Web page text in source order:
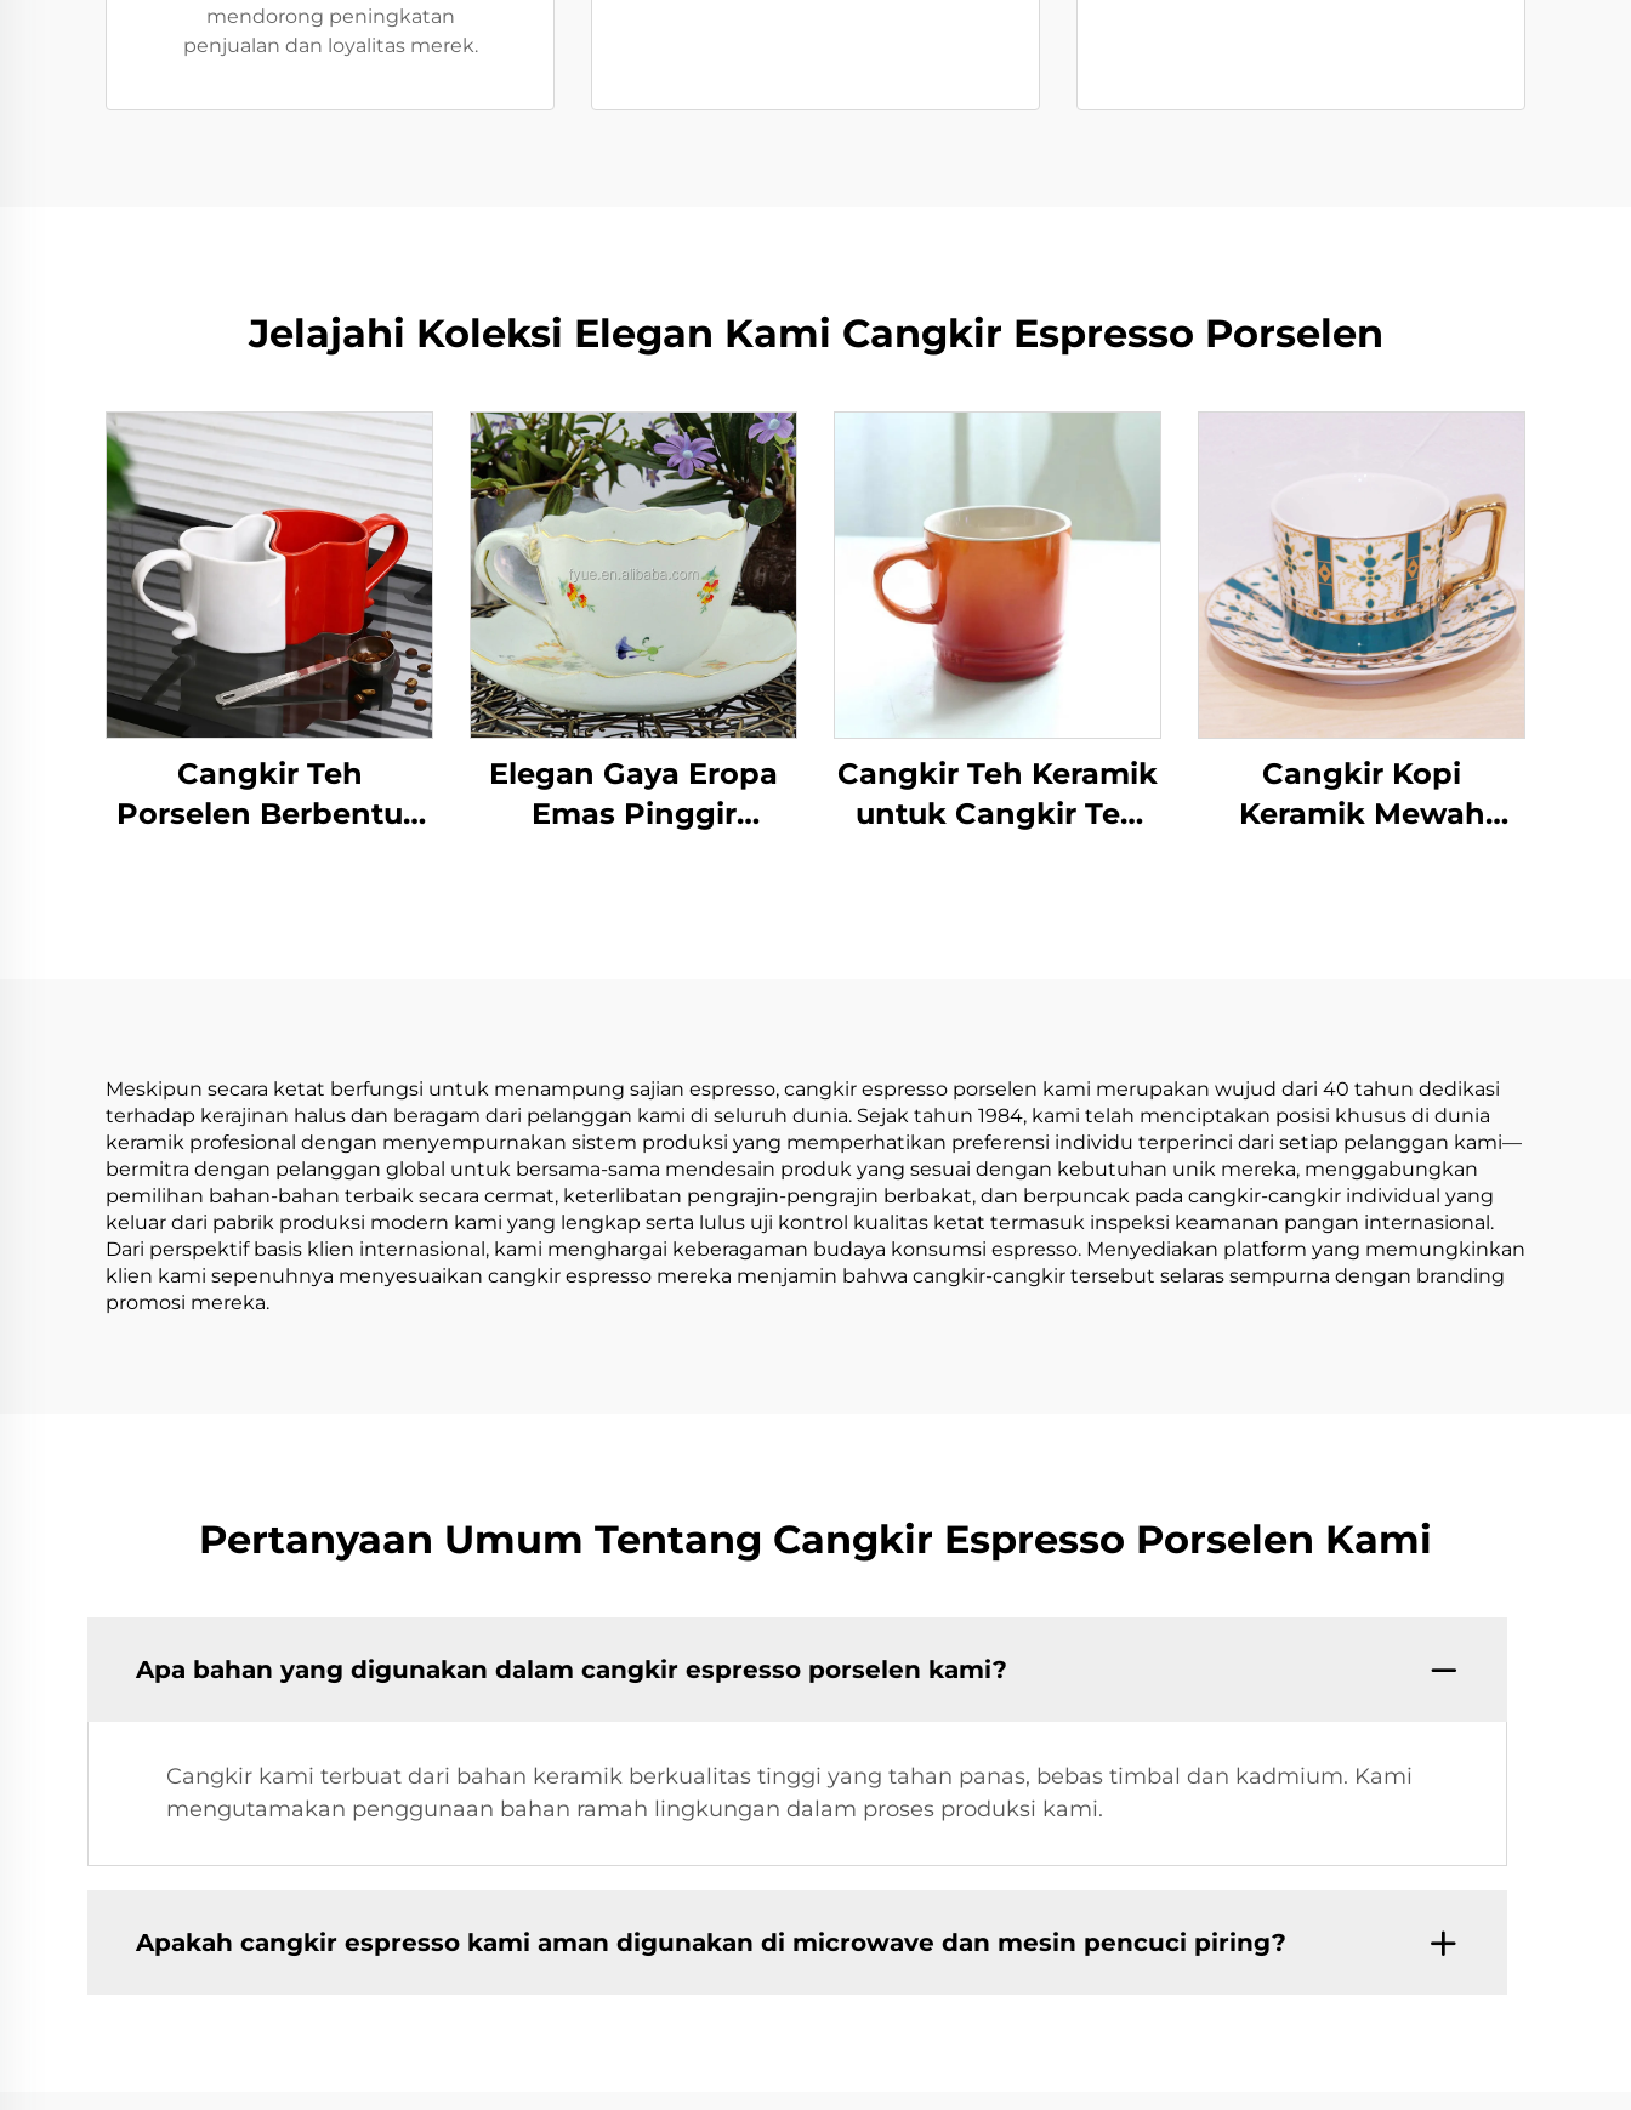
mendorong peningkatan
penjualan dan loyalitas merek.
Jelajahi Koleksi Elegan Kami Cangkir Espresso Porselen
Cangkir Teh
Porselen Berbentuk
Elegan Gaya Eropa
Emas Pinggir
Terlaris
Cangkir Teh Keramik
untuk Cangkir Teh
Cangkir Kopi
Keramik Mewah
Meskipun secara ketat berfungsi untuk menampung sajian espresso, cangkir espresso porselen kami merupakan wujud dari 40 tahun dedikasi
terhadap kerajinan halus dan beragam dari pelanggan kami di seluruh dunia. Sejak tahun 1984, kami telah menciptakan posisi khusus di dunia
keramik profesional dengan menyempurnakan sistem produksi yang memperhatikan preferensi individu terperinci dari setiap pelanggan kami—
bermitra dengan pelanggan global untuk bersama-sama mendesain produk yang sesuai dengan kebutuhan unik mereka, menggabungkan
pemilihan bahan-bahan terbaik secara cermat, keterlibatan pengrajin-pengrajin berbakat, dan berpuncak pada cangkir-cangkir individual yang
keluar dari pabrik produksi modern kami yang lengkap serta lulus uji kontrol kualitas ketat termasuk inspeksi keamanan pangan internasional.
Dari perspektif basis klien internasional, kami menghargai keberagaman budaya konsumsi espresso. Menyediakan platform yang memungkinkan
klien kami sepenuhnya menyesuaikan cangkir espresso mereka menjamin bahwa cangkir-cangkir tersebut selaras sempurna dengan branding
promosi mereka.
Pertanyaan Umum Tentang Cangkir Espresso Porselen Kami
Apa bahan yang digunakan dalam cangkir espresso porselen kami?
Cangkir kami terbuat dari bahan keramik berkualitas tinggi yang tahan panas, bebas timbal dan kadmium. Kami
mengutamakan penggunaan bahan ramah lingkungan dalam proses produksi kami.
Apakah cangkir espresso kami aman digunakan di microwave dan mesin pencuci piring?